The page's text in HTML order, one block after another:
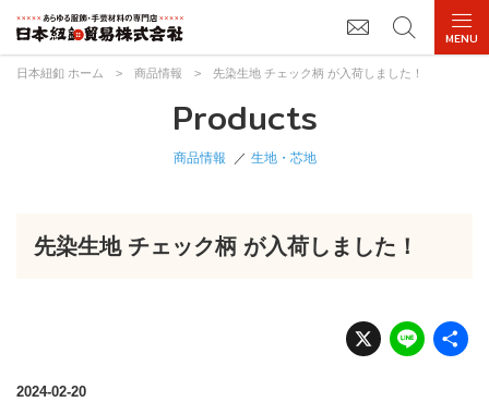
日本紐釦 ホーム > 商品情報 > 先染生地 チェック柄 が入荷しました！
Products
商品情報 生地・芯地
先染生地 チェック柄 が入荷しました！
X Li
n
2024-02-20